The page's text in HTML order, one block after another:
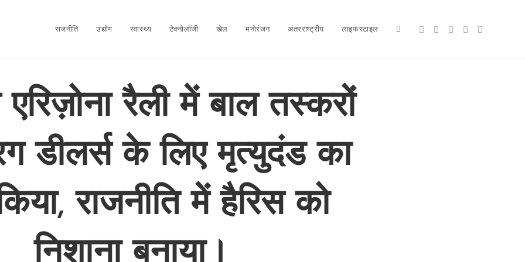
राजनीति उद्योग स्वास्थ्य टेक्नोलॉजी खेल मनोरंजन अंतरराष्ट्रीय लाइफस्टाइल Toggle
रैली में बाल तस्करों
डीलर्स के लिए मृत्युदंड का
राजनीति में हैरिस को
निशाना बनाया।